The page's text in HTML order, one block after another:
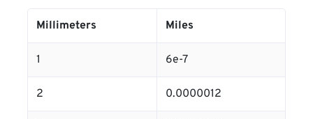
Millimeters Miles
1 6e-7
2 0.0000012